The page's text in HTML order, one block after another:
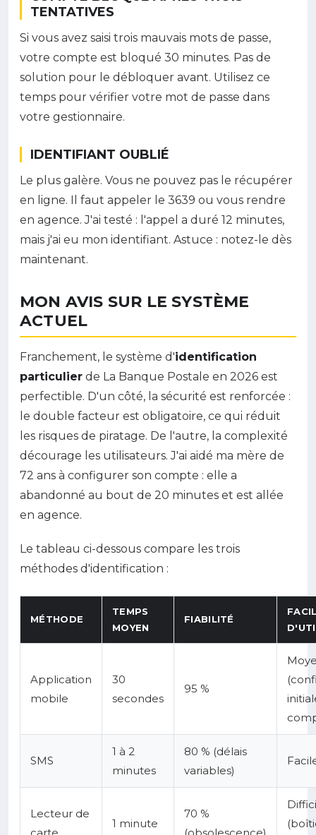
TENTATIVES
Si vous avez saisi trois mauvais mots de passe,
votre compte est bloqué 30 minutes. Pas de
solution pour le débloquer avant. Utilisez ce
temps pour vérifier votre mot de passe dans
votre gestionnaire.
IDENTIFIANT OUBLIÉ
Le plus galère. Vous ne pouvez pas le récupérer
en ligne. Il faut appeler le 3639 ou vous rendre
en agence. J'ai testé : l'appel a duré 12 minutes,
mais j'ai eu mon identifiant. Astuce : notez-le dès
maintenant.
MON AVIS SUR LE SYSTÈME
ACTUEL
Franchement, le système d'identification
particulier de La Banque Postale en 2026 est
perfectible. D'un côté, la sécurité est renforcée :
le double facteur est obligatoire, ce qui réduit
les risques de piratage. De l'autre, la complexité
décourage les utilisateurs. J'ai aidé ma mère de
72 ans à configurer son compte : elle a
abandonné au bout de 20 minutes et est allée
en agence.
Le tableau ci-dessous compare les trois
méthodes d'identification :
MÉTHODE
TEMPS
MOYEN
FIABILITÉ
Application
mobile
30
secondes
95 %
SMS
1 à 2
minutes
80 % (délais
variables)
Lecteur de
carte
1 minute
70 %
(obsolescence)